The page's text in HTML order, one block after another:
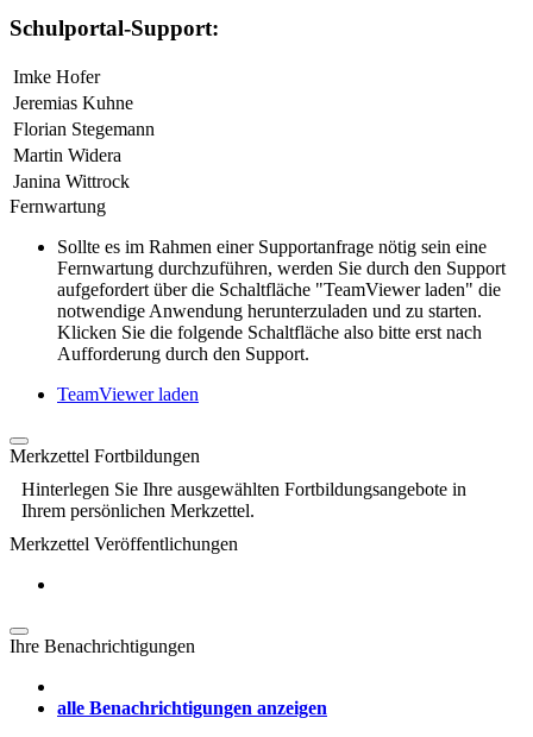
Schulportal-Support:
Imke Hofer
Jeremias Kuhne
Florian Stegemann
Martin Widera
Janina Wittrock
Fernwartung
Sollte es im Rahmen einer Supportanfrage nötig sein eine
Fernwartung durchzuführen, werden Sie durch den Support
aufgefordert über die Schaltfläche "TeamViewer laden" die
notwendige Anwendung herunterzuladen und zu starten.
Klicken Sie die folgende Schaltfläche also bitte erst nach
Aufforderung durch den Support.
TeamViewer laden
Merkzettel Fortbildungen
Hinterlegen Sie Ihre ausgewählten Fortbildungsangebote in
Ihrem persönlichen Merkzettel.
Merkzettel Veröffentlichungen
Ihre Benachrichtigungen
alle Benachrichtigungen anzeigen